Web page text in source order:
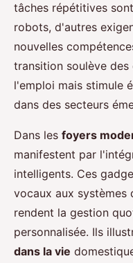
tâches répétitives
robots, d'autres
nouvelles
transition soulève
l'emploi mais stimule
dans des secteurs
Dans les foyers
manifestent par
intelligents. Ces
vocaux aux systèmes
rendent la gestion
personnalisée. Ils
dans la vie